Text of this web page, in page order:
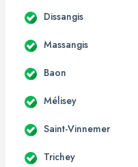
Dissangis
Massangis
Baon
Mélisey
Saint-Vinnemer
Trichey